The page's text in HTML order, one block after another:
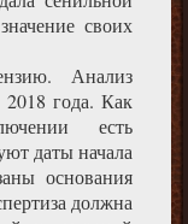
своих
Анализ
года. Как
есть
даты начала
основания
должна